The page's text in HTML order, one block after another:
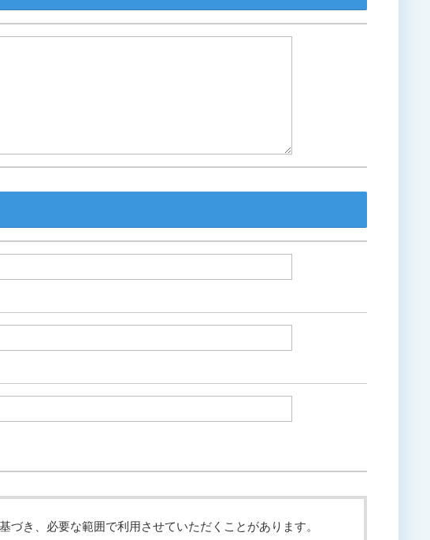
づき、必要な範囲で利用させていただくことがあります。